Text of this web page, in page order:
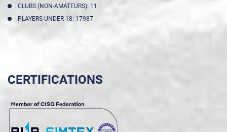
CLUBS (NON-AMATEURS): 11
PLAYERS UNDER 18: 17987
CERTIFICATIONS